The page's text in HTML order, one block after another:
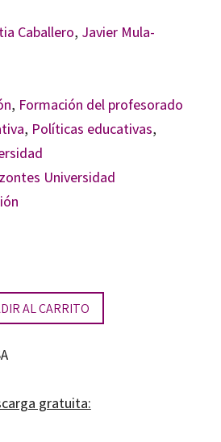
Caballero, Javier Mula-
, Formación del profesorado
, Políticas educativas,
Universidad
AL CARRITO
gratuita: